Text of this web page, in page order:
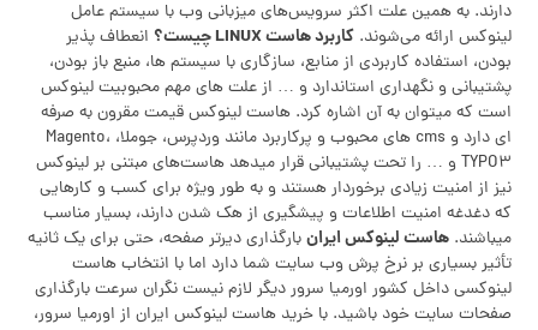
دارند. به همین علت اکثر سرویس‌های میزبانی وب با سیستم عامل
لینوکس ارائه می‌شوند.کاربرد هاستLINUXچیست؟ انعطاف پذیر
بودن، استفاده کاربردی از منابع، سازگاری با سیستم ها، منبع باز بودن،
پشتیبانی و نگهداری استاندارد و … از علت های مهم محبوبیت لینوکس
است که میتوان به آن اشاره کرد. هاست لینوکس قیمت مقرون به صرفه
ای دارد و cms های محبوب و پرکاربرد مانند وردپرس، جوملا، Magento،
TYPO۳ و … را تحت پشتیبانی قرار میدهد هاست‌های مبتنی بر لینوکس
نیز از امنیت زیادی برخوردار هستند و به طور ویژه برای کسب و کارهایی
که دغدغه امنیت اطلاعات و پیشگیری از هک شدن دارند، بسیار مناسب
میباشند.هاست لینوکس ایرانبارگذاری دیرتر صفحه، حتی برای یک ثانیه
تأثیر بسیاری بر نرخ پرش وب سایت شما دارد اما با انتخاب هاست
لینوکسی داخل کشور اورمیا سرور دیگر لازم نیست نگران سرعت بارگذاری
صفحات سایت خود باشید. با خرید هاست لینوکس ایران از اورمیا سرور،